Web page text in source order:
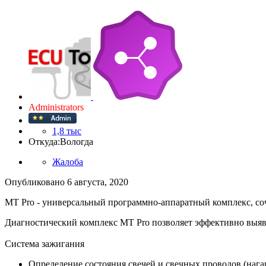
Administrators
1,8 тыс
Откуда:Вологда
Жалоба
Опубликовано 6 августа, 2020
MT Pro - универсальный программно-аппаратный комплекс,
Диагностический комплекс MT Pro позволяет эффективно
Система зажигания
Определение состояния свечей и свечных проводов